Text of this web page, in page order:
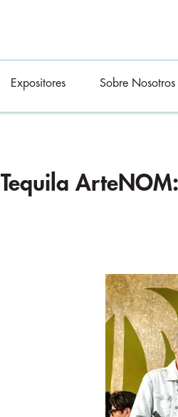
Expositores Sobre Nosotros
Tequila